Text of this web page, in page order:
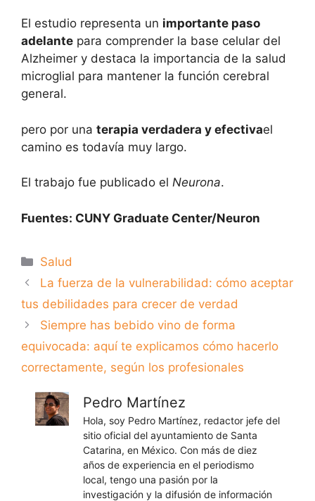
El estudio representa un importante paso
adelante para comprender la base celular del
Alzheimer y destaca la importancia de la salud
microglial para mantener la función cerebral
general.
pero por una terapia verdadera y efectivael
camino es todavía muy largo.
El trabajo fue publicado el Neurona.
Fuentes: CUNY Graduate Center/Neuron
Categorías
Salud
La fuerza de la vulnerabilidad: cómo aceptar
tus debilidades para crecer de verdad
Siempre has bebido vino de forma
equivocada: aquí te explicamos cómo hacerlo
correctamente, según los profesionales
Pedro Martínez
Hola, soy Pedro Martínez, redactor jefe del
sitio oficial del ayuntamiento de Santa
Catarina, en México. Con más de diez
años de experiencia en el periodismo
local, tengo una pasión por la
investigación y la difusión de información